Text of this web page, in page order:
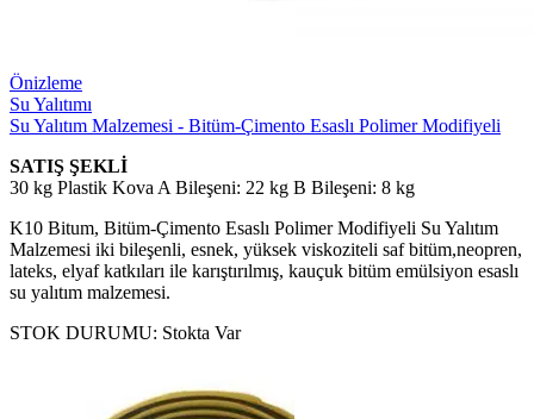
Önizleme
Su Yalıtımı
Su Yalıtım Malzemesi - Bitüm-Çimento Esaslı Polimer Modifiyeli
SATIŞ ŞEKLİ
30 kg Plastik Kova A Bileşeni: 22 kg B Bileşeni: 8 kg
K10 Bitum, Bitüm-Çimento Esaslı Polimer Modifiyeli Su Yalıtım
Malzemesi iki bileşenli, esnek, yüksek viskoziteli saf bitüm,neopren,
lateks, elyaf katkıları ile karıştırılmış, kauçuk bitüm emülsiyon esaslı
su yalıtım malzemesi.
STOK DURUMU: Stokta Var